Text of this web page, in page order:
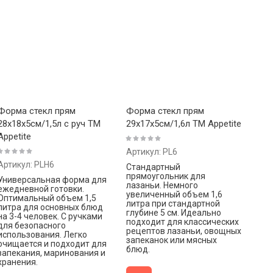
стекл прям
1,5л с руч ТМ
PLH6
форма для
готовки.
объем 1,5
для основных блюд
3-4 человек. С ручками
безопасного
Легко
и подходит для
маринования и
Форма стекл прям
29х17х5см/1,6л ТМ Appetite
Артикул: PL6
Стандартный
прямоугольник для
лазаньи. Немного
увеличенный объем 1,6
литра при стандартной
глубине 5 см. Идеально
подходит для классических
рецептов лазаньи, овощных
запеканок или мясных
блюд.